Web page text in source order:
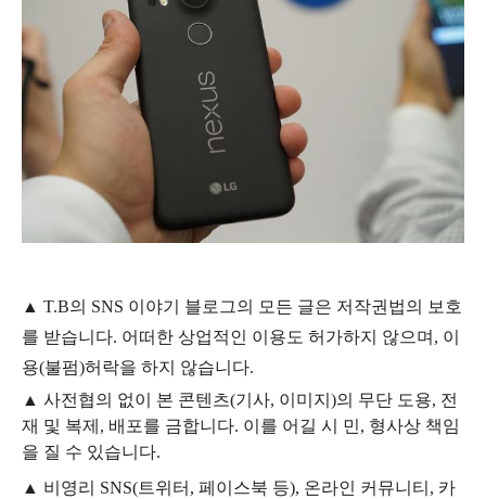
▲ T.B의 SNS 이야기 블 로그의 모든 글은 저작권법의 보호
를 받습니다. 어떠한 상업적인 이용도 허가하지 않으며, 이
용(불펌)허락을 하지 않습니다.
▲ 사전협의 없이 본 콘텐츠(기사, 이미지)의 무단 도용, 전
재 및 복제, 배포를 금합니다. 이를 어길 시 민, 형사상 책임
을 질 수 있습니다.
▲ 비영리 SNS(트위터, 페이스북 등), 온라인 커뮤니티, 카